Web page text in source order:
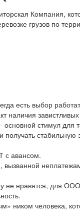
Компания,
грузов по
есть выбор
основной стимул для
стабильную
с авансом.
не нравятся, для
ником человека,